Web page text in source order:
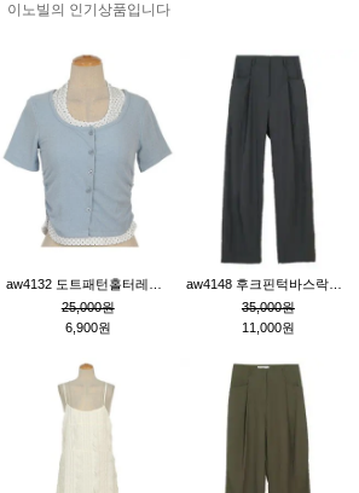
이노빌의 인기상품입니다
25,000원
6,900원
35,000원
11,000원